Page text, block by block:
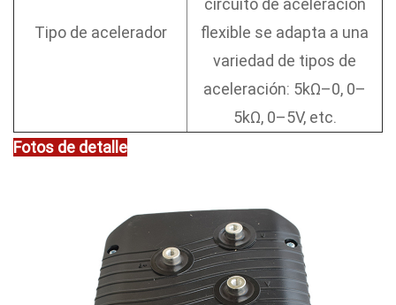
Tipo de acelerador
flexible se adapta a una
variedad de tipos de
aceleración: 5kΩ–0, 0–
5kΩ, 0–5V, etc.
Fotos de detalle